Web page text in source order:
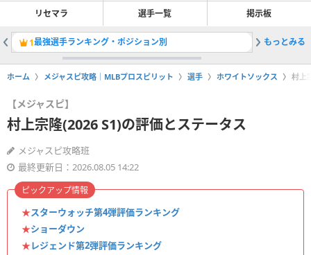
リセマラ 選手一覧 掲示板
1最強選手ランキング・ポジション別 2レジェ
もっとみる
ホーム メジャスピ攻略｜MLBプロスピリット 選手 ホワイトソックス 村上
【メジャスピ】
村上宗隆(2026 S1)の評価とステータス
メジャスピ攻略班
最終更新日：2026.08.05 14:22
★スターウォッチ第4弾評価ランキング
★ショーダウン
★レジェンド第2弾評価ランキング
ピックアップ情報